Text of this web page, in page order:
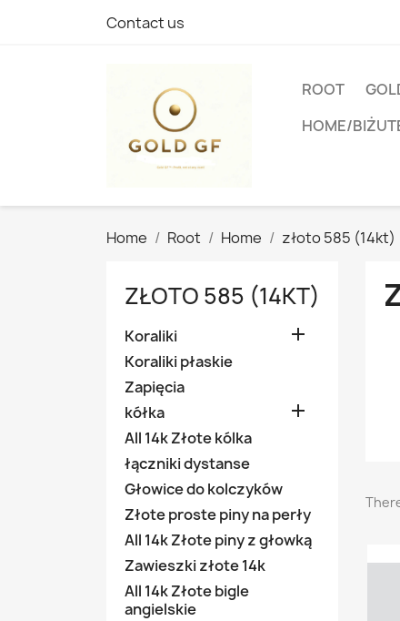
Contact us
ROOT
HOME/
Home Root Home złoto 585 (14kt)
ZŁOTO 585 (14KT)
Koraliki 
Koraliki płaskie
Zapięcia
kółka

All 14k Złote kólka
łączniki dystanse
Głowice do kolczyków
Złote proste piny na perły
All 14k Złote piny z głowką
Zawieszki złote 14k
All 14k Złote bigle
angielskie